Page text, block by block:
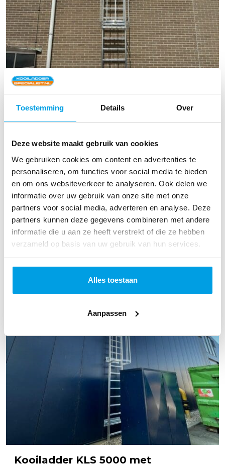
Toestemming Details Over
Deze website maakt gebruik van cookies
We gebruiken cookies om content en advertenties te
personaliseren, om functies voor social media te bieden
en om ons websiteverkeer te analyseren. Ook delen we
informatie over uw gebruik van onze site met onze
partners voor social media, adverteren en analyse. Deze
partners kunnen deze gegevens combineren met andere
informatie die u aan ze heeft verstrekt of die ze hebben
verzameld op basis van uw gebruik van hun services.
Alles toestaan
Aanpassen
Kooiladder KLS 4000 met
Kooiladders
v.a.:€1.119,45 (excl. btw)
€ 1.354,53 (incl. btw)
Kooiladder KLS 5000 met